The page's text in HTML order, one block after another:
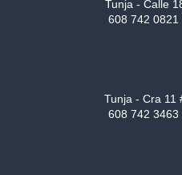
Tunja - Calle
608 742 0821
Tunja - Cra 11
608 742